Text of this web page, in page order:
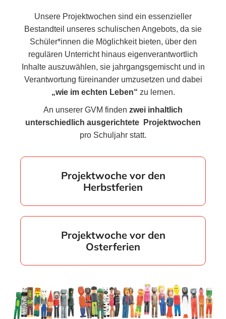
Unsere Projektwochen sind ein essenzieller
Bestandteil unseres schulischen Angebots, da sie
Schüler*innen die Möglichkeit bieten, über den
regulären Unterricht hinaus eigenverantwortlich
Inhalte auszuwählen, sie jahrgangsgemischt und in
Verantwortung füreinander umzusetzen und dabei
„wie im echten Leben“ zu lernen.
An unserer GVM finden zwei inhaltlich
unterschiedlich ausgerichtete Projektwochen
pro Schuljahr statt.
Projektwoche vor den
Herbstferien
Projektwoche vor den
Osterferien